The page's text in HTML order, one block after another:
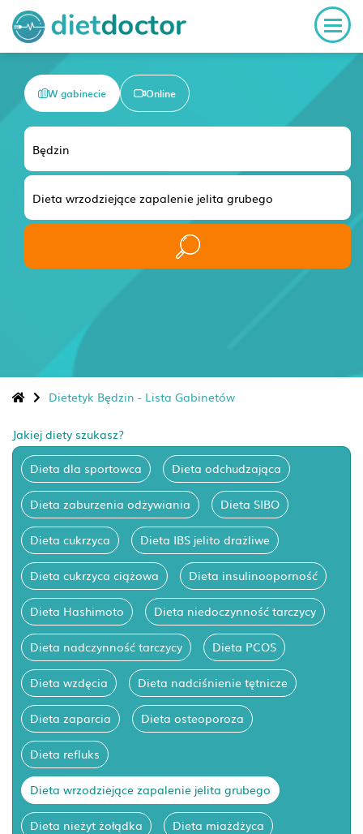
W gabinecie Online
Dietetyk Będzin - Lista Gabinetów
Jakiej diety szukasz?
Dieta dla sportowca Dieta odchudzająca
Dieta zaburzenia odżywiania Dieta SIBO
Dieta cukrzyca Dieta IBS jelito drażliwe
Dieta cukrzyca ciążowa Dieta insulinooporność
Dieta Hashimoto Dieta niedoczynność tarczycy
Dieta nadczynność tarczycy Dieta PCOS
Dieta wzdęcia Dieta nadciśnienie tętnicze
Dieta zaparcia Dieta osteoporoza
Dieta refluks
Dieta wrzodziejące zapalenie jelita grubego
Dieta nieżyt żołądka Dieta miażdżyca